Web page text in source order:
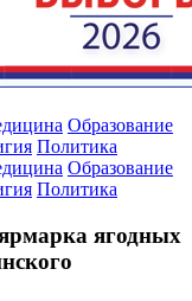
Образование
Политика
Образование
Политика
ягодных